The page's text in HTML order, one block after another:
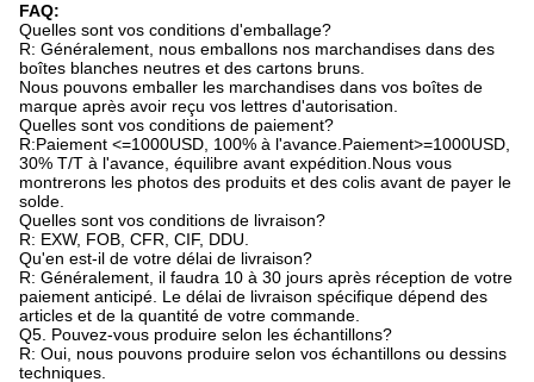
FAQ:
Quelles sont vos conditions d'emballage?
R: Généralement, nous emballons nos marchandises dans des
boîtes blanches neutres et des cartons bruns.
Nous pouvons emballer les marchandises dans vos boîtes de
marque après avoir reçu vos lettres d'autorisation.
Quelles sont vos conditions de paiement?
R:Paiement <=1000USD, 100% à l'avance.Paiement>=1000USD,
30% T/T à l'avance, équilibre avant expédition.Nous vous
montrerons les photos des produits et des colis avant de payer le
solde.
Quelles sont vos conditions de livraison?
R: EXW, FOB, CFR, CIF, DDU.
Qu'en est-il de votre délai de livraison?
R: Généralement, il faudra 10 à 30 jours après réception de votre
paiement anticipé. Le délai de livraison spécifique dépend des
articles et de la quantité de votre commande.
Q5. Pouvez-vous produire selon les échantillons?
R: Oui, nous pouvons produire selon vos échantillons ou dessins
techniques.